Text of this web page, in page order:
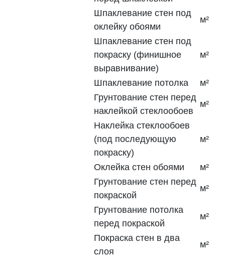
Шпаклевание стен под
оклейку обоями
м²
Шпаклевание стен под
покраску (финишное
выравнивание)
м²
Шпаклевание потолка
м²
Грунтование стен перед
наклейкой стеклообоев
м²
Наклейка стеклообоев
(под последующую
покраску)
м²
Оклейка стен обоями
м²
Грунтование стен перед
покраской
м²
Грунтование потолка
перед покраской
м²
Покраска стен в два
слоя
м²